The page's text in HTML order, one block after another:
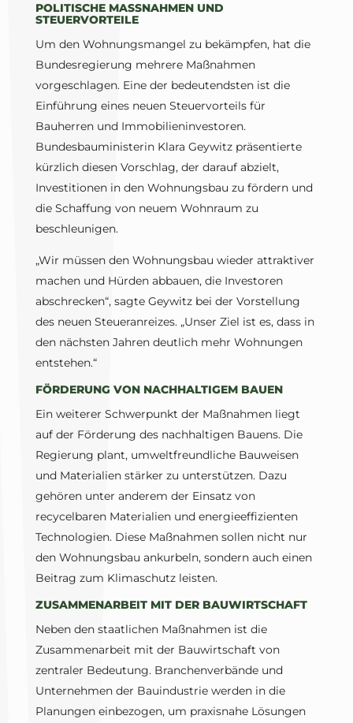
POLITISCHE MASSNAHMEN UND S
TEUERVORTEILE
Um den Wohnungsmangel zu bekämpfen, hat die
Bundesregierung mehrere Maßnahmen
vorgeschlagen. Eine der bedeutendsten ist die
Einführung eines neuen Steuervorteils für
Bauherren und Immobilieninvestoren.
Bundesbauministerin Klara Geywitz präsentierte
kürzlich diesen Vorschlag, der darauf abzielt,
Investitionen in den Wohnungsbau zu fördern und
die Schaffung von neuem Wohnraum zu
beschleunigen.
„Wir müssen den Wohnungsbau wieder attraktiver
machen und Hürden abbauen, die Investoren
abschrecken“, sagte Geywitz bei der Vorstellung
des neuen Steueranreizes. „Unser Ziel ist es, dass in
den nächsten Jahren deutlich mehr Wohnungen
entstehen.“
FÖRDERUNG VON NACHHALTIGEM BAUEN
Ein weiterer Schwerpunkt der Maßnahmen liegt
auf der Förderung des nachhaltigen Bauens. Die
Regierung plant, umweltfreundliche Bauweisen
und Materialien stärker zu unterstützen. Dazu
gehören unter anderem der Einsatz von
recycelbaren Materialien und energieeffizienten
Technologien. Diese Maßnahmen sollen nicht nur
den Wohnungsbau ankurbeln, sondern auch einen
Beitrag zum Klimaschutz leisten.
ZUSAMMENARBEIT MIT DER BAUWIRTSCHAFT
Neben den staatlichen Maßnahmen ist die
Zusammenarbeit mit der Bauwirtschaft von
zentraler Bedeutung. Branchenverbände und
Unternehmen der Bauindustrie werden in die
Planungen einbezogen, um praxisnahe Lösungen